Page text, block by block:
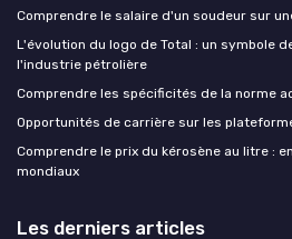
Comprendre le salaire d'un soudeur sur
L'évolution du logo de Total : un symbole
l'industrie pétrolière
Comprendre les spécificités de la norme
Opportunités de carrière sur les
Comprendre le prix du kérosène au litre :
mondiaux
Les derniers articles